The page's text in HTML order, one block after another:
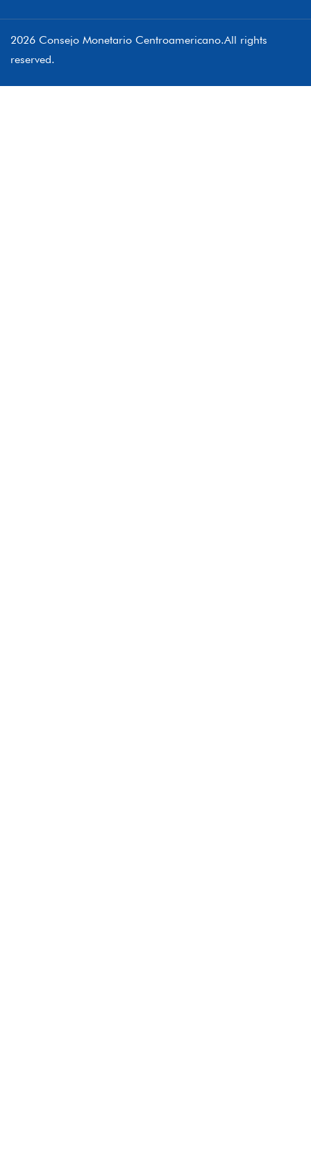
2026 Consejo Monetario Centroamericano.All rights
reserved.